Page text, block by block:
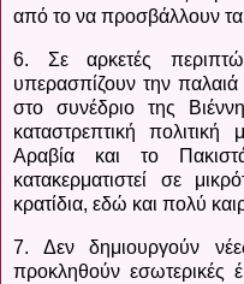
από το να προσβάλλουν
6. Σε αρκετές
υπερασπίζουν την
στο συνέδριο της
καταστρεπτική
Αραβία και το
κατακερματιστεί σε
κρατίδια, εδώ και πολύ
7. Δεν δημιουργούν
προκληθούν εσωτερικές